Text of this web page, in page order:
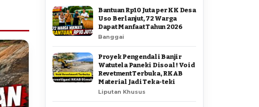
Bantuan Rp10 Juta per KK Desa
Uso Berlanjut, 72 Warga
Dapat Manfaat Tahun 2026
Banggai
Proyek Pengendali Banjir
Watutela Paneki Disoal ! Void
Revetment Terbuka, RKAB
Material Jadi Teka-teki
Liputan Khusus